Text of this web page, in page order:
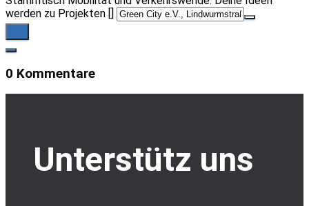
werden zu Projekten []
0 Kommentare
Unterstütz uns